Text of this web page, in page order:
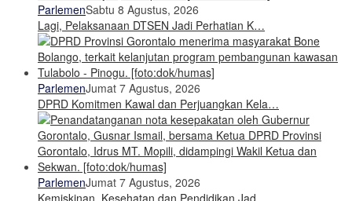
ParlemenSabtu 8 Agustus, 2026
Lagi, Pelaksanaan DTSEN Jadi Perhatian K…
ParlemenJumat 7 Agustus, 2026
DPRD Komitmen Kawal dan Perjuangkan Kela…
ParlemenJumat 7 Agustus, 2026
Kemiskinan, Kesehatan dan Pendidikan Jad…